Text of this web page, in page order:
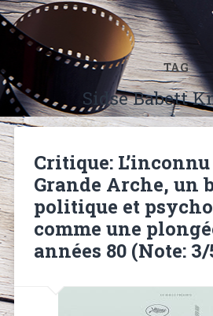
TAG
Sidse Babett
Critique:
Grande Arche, un
politique et
comme une
années 80 (Note: 3/